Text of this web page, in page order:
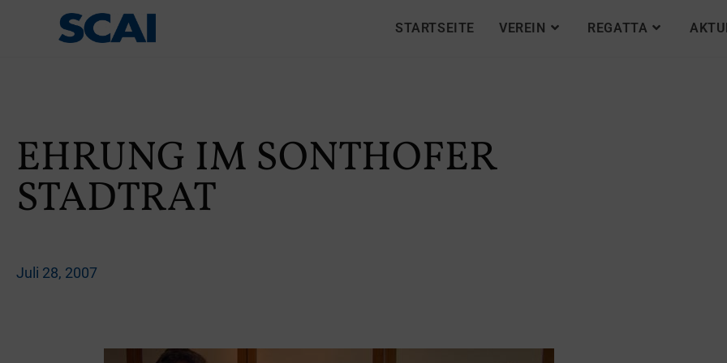
STARTSEITE VEREIN REGATTA
EHRUNG IM SONTHOFER
STADTRAT
Juli 28, 2007